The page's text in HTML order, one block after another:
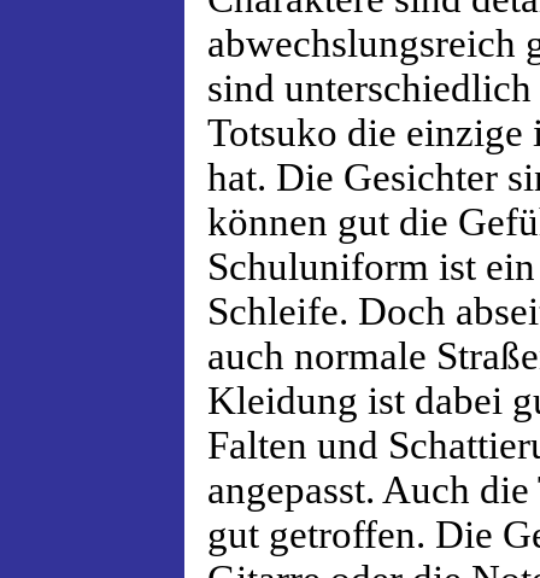
abwechslungsreich
sind
Totsuko die einzige
hat. Die Gesichter
können gut die
Schuluniform ist
Schleife. Doch
auch normale
Kleidung ist dabei
Falten und
angepasst. Auch
gut getroffen. Die